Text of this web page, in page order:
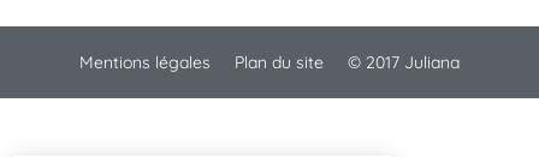
Mentions légales Plan du site © 2017 Juliana